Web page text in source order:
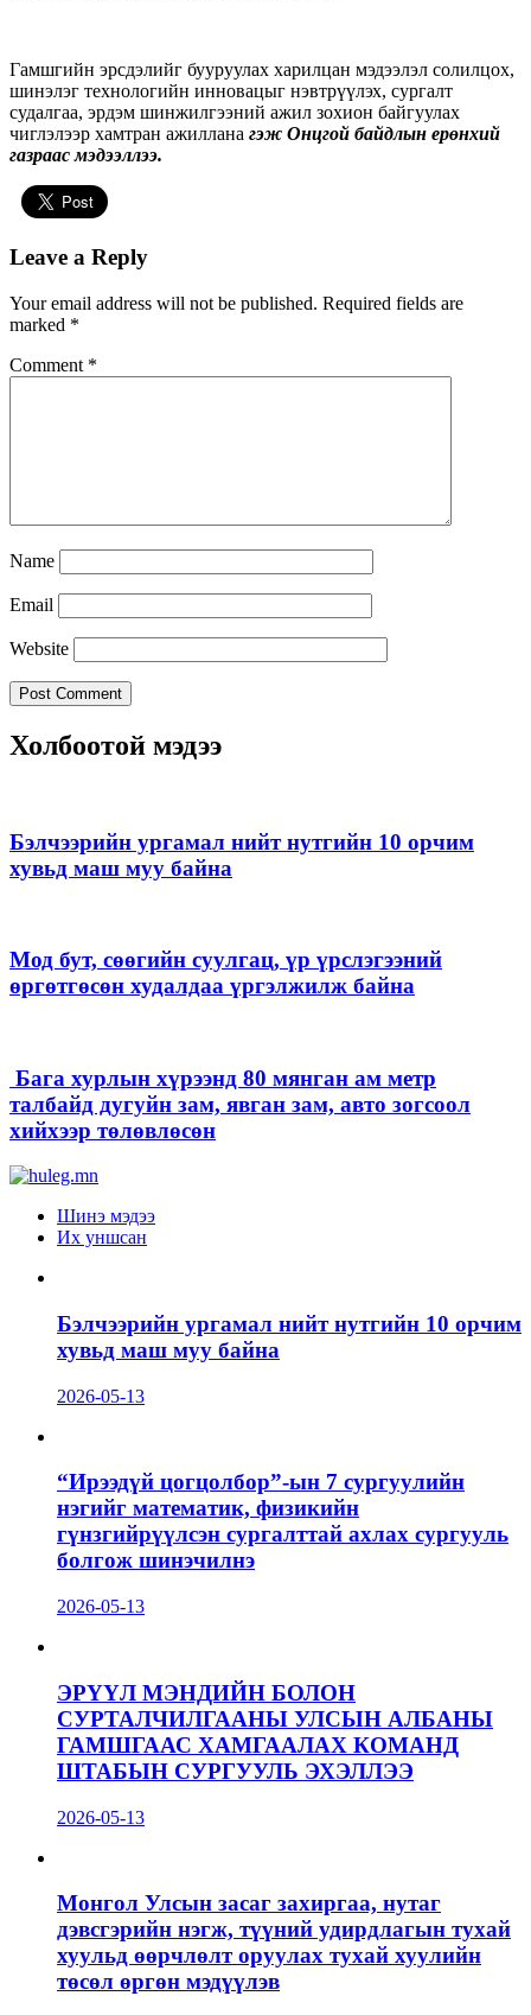
Гамшгийн эрсдэлийг бууруулах харилцан мэдээлэл солилцох,
шинэлэг технологийн инновацыг нэвтрүүлэх, сургалт
судалгаа, эрдэм шинжилгээний ажил зохион байгуулах
чиглэлээр хамтран ажиллана гэж Онцгой байдлын ерөнхий
газраас мэдээллээ.
Leave a Reply
Your email address will not be published. Required fields are
marked *
Comment *
Name
Email
Website
Холбоотой мэдээ
Бэлчээрийн ургамал нийт нутгийн 10 орчим
хувьд маш муу байна
Мод бут, сөөгийн суулгац, үр үрслэгээний
өргөтгөсөн худалдаа үргэлжилж байна
Бага хурлын хүрээнд 80 мянган ам метр
талбайд дугуйн зам, явган зам, авто зогсоол
хийхээр төлөвлөсөн
Шинэ мэдээ
Их уншсан
Бэлчээрийн ургамал нийт нутгийн 10 орчим
хувьд маш муу байна
2026-05-13
“Ирээдүй цогцолбор”-ын 7 сургуулийн
нэгийг математик, физикийн
гүнзгийрүүлсэн сургалттай ахлах сургууль
болгож шинэчилнэ
2026-05-13
ЭРҮҮЛ МЭНДИЙН БОЛОН
СУРТАЛЧИЛГААНЫ УЛСЫН АЛБАНЫ
ГАМШГААС ХАМГААЛАХ КОМАНД
ШТАБЫН СУРГУУЛЬ ЭХЭЛЛЭЭ
2026-05-13
Монгол Улсын засаг захиргаа, нутаг
дэвсгэрийн нэгж, түүний удирдлагын тухай
хуульд өөрчлөлт оруулах тухай хуулийн
төсөл өргөн мэдүүлэв